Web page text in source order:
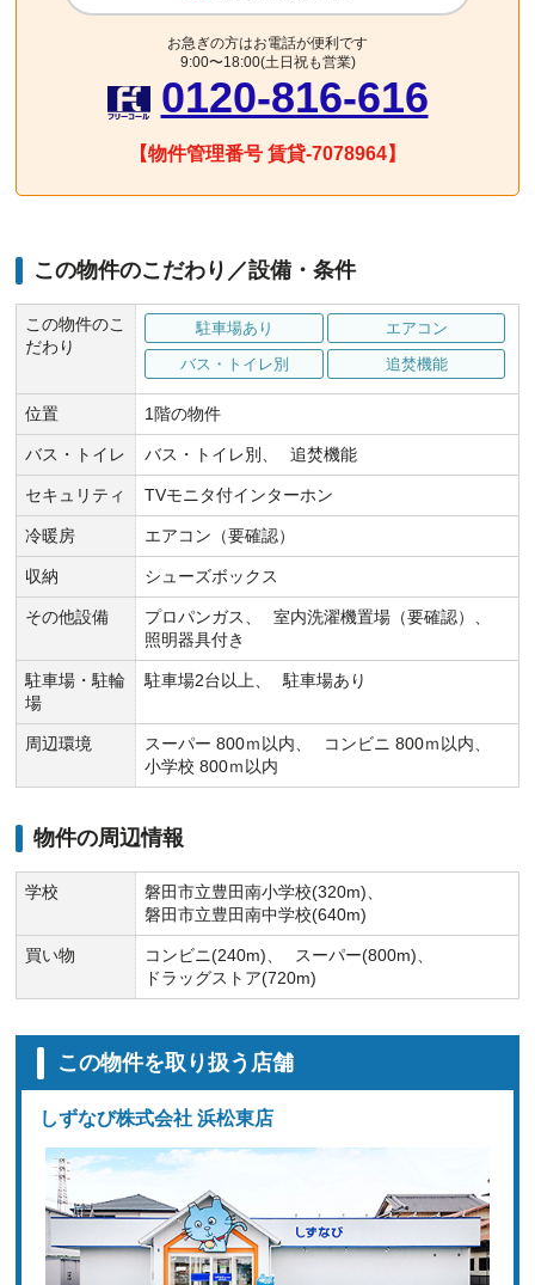
お急ぎの方はお電話が便利です
9:00〜18:00(土日祝も営業)
0120-816-616
【物件管理番号 賃貸-7078964】
この物件のこだわり／設備・条件
この物件のこ
だわり
駐車場あり
エアコン
バス・トイレ別
追焚機能
位置 1階の物件
バス・トイレ バス・トイレ別 追焚機能
セキュリティ TVモニタ付インターホン
冷暖房 エアコン（要確認）
収納 シューズボックス
その他設備 プロパンガス
室内洗濯機置場（要確認）
照明器具付き
駐車場・駐輪
場
駐車場2台以上 駐車場あり
周辺環境 スーパー 800ｍ以内
コンビニ 800ｍ以内
小学校 800ｍ以内
物件の周辺情報
学校
磐田市立豊田南小学校(320m)
磐田市立豊田南中学校(640m)
買い物 コンビニ(240m)
スーパー(800m)
ドラッグストア(720m)
この物件を取り扱う店舗
しずなび株式会社 浜松東店